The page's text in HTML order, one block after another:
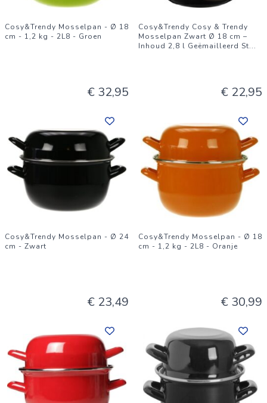
Cosy&Trendy Mosselpan - Ø 18
cm - 1,2 kg - 2L8 - Groen
€ 32,95
Cosy&Trendy Cosy & Trendy
Mosselpan Zwart Ø 18 cm –
Inhoud 2,8 l Geëmailleerd St...
€ 22,95
Cosy&Trendy Mosselpan - Ø 24
cm - Zwart
€ 23,49
Cosy&Trendy Mosselpan - Ø 18
cm - 1,2 kg - 2L8 - Oranje
€ 30,99